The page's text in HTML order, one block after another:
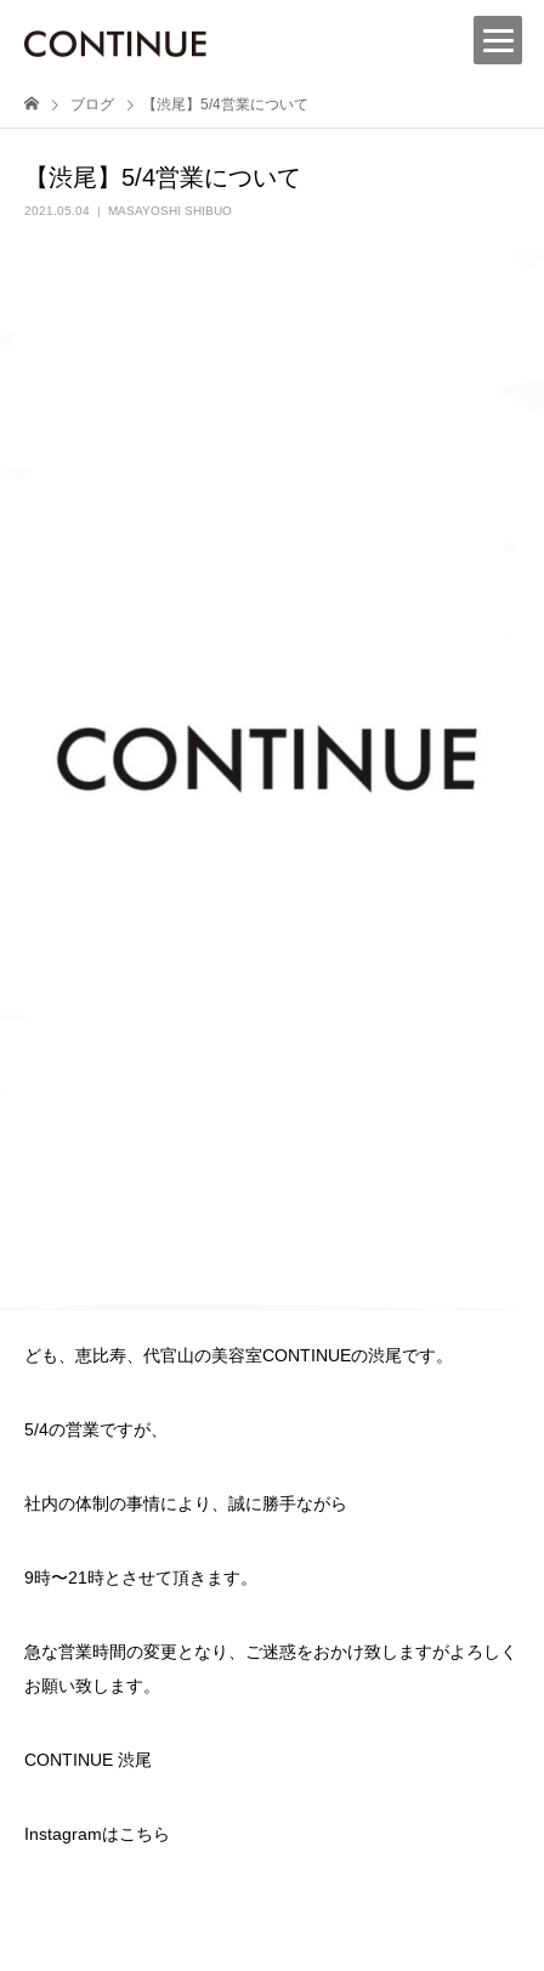
ブログ 【渋尾】5/4営業について
【渋尾】5/4営業について
2021.05.04 MASAYOSHI SHIBUO
ども、恵比寿、代官山の美容室CONTINUEの渋尾です。
5/4の営業ですが、
社内の体制の事情により、誠に勝手ながら
9時〜21時とさせて頂きます。
急な営業時間の変更となり、ご迷惑をおかけ致しますがよろしく
お願い致します。
CONTINUE 渋尾
Instagramはこちら